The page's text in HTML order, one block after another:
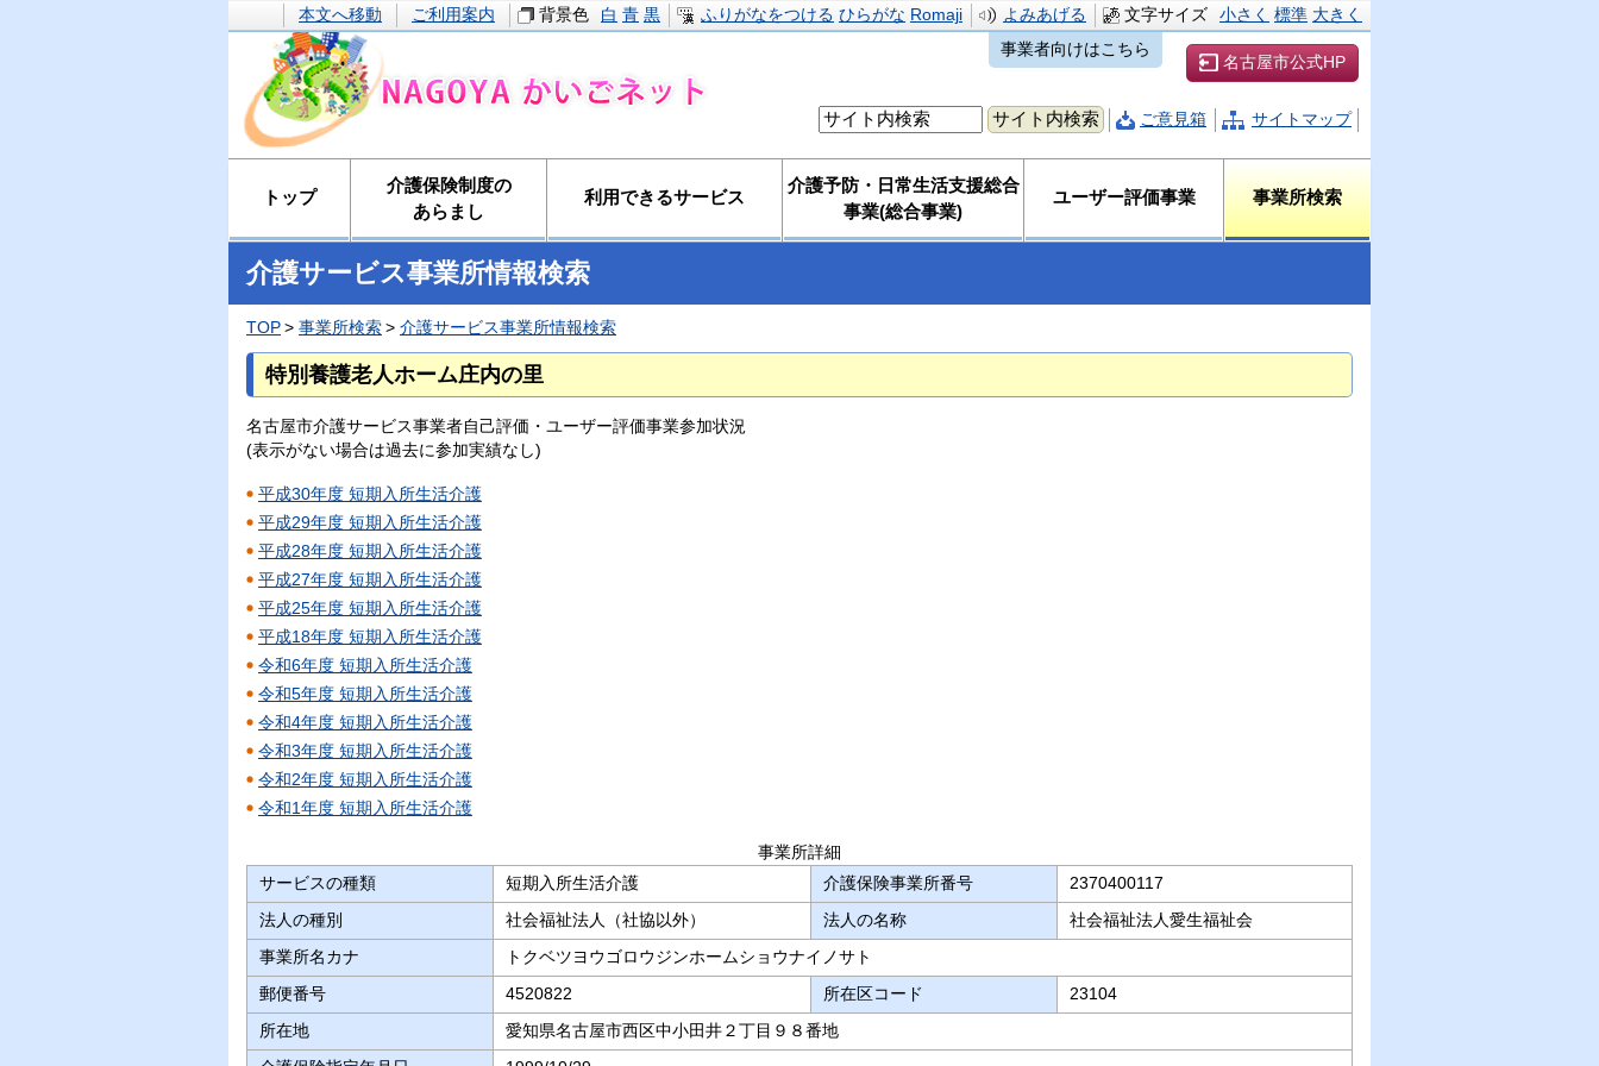
本文へ移動 ご利用案内 背景色 白 青 黒 ふりがなをつける ひらがな Romaji よみあげる 文字サイズ 小さく 標準 大きく
名古屋市公式HP
事業者向けはこちら
ご意見箱 サイトマップ
トップ
介護保険制度の
あらまし
利用できるサービス
介護予防・日常生活支援総合
事業(総合事業)
ユーザー評価事業 事業所検索
介護サービス事業所情報検索
TOP 事業所検索 介護サービス事業所情報検索
特別養護老人ホーム庄内の里
名古屋市介護サービス事業者自己評価・ユーザー評価事業参加状況
(表示がない場合は過去に参加実績なし)
平成30年度 短期入所生活介護
平成29年度 短期入所生活介護
平成28年度 短期入所生活介護
平成27年度 短期入所生活介護
平成25年度 短期入所生活介護
平成18年度 短期入所生活介護
令和6年度 短期入所生活介護
令和5年度 短期入所生活介護
令和4年度 短期入所生活介護
令和3年度 短期入所生活介護
令和2年度 短期入所生活介護
令和1年度 短期入所生活介護
事業所詳細
サービスの種類
短期入所生活介護 介護保険事業所番号 2370400117
法人の種別 社会福祉法人（社協以外） 法人の名称 社会福祉法人愛生福祉会
事業所名カナ トクベツヨウゴロウジンホームショウナイノサト
郵便番号 4520822 所在区コード 23104
所在地 愛知県名古屋市西区中小田井２丁目９８番地